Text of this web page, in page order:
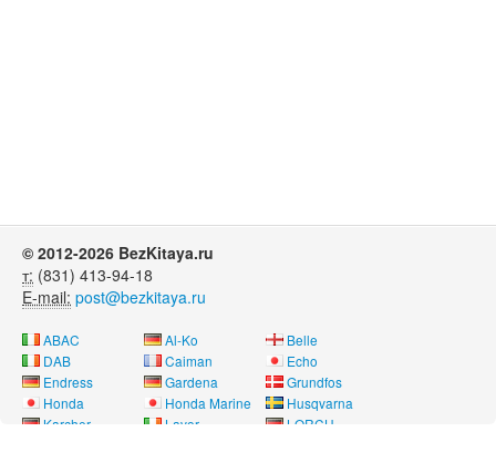
© 2012-2026 BezKitaya.ru
т: (831) 413-94-18
E-mail: post@bezkitaya.ru
ABAC Al-Ko
Belle
DAB
Caiman
Echo
Endress
Gardena
Grundfos
Honda
Honda Marine
Husqvarna
Karcher
Lavor
LORCH